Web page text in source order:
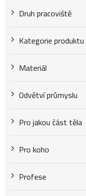
k Druh pracoviště
Kategorie produktu
Materiál
Odvětví průmyslu
Pro jakou část těla
Pro koho
Profese